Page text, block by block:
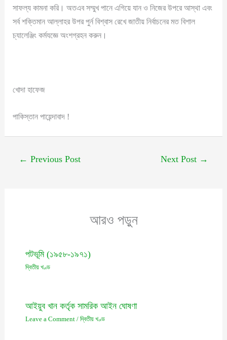
সাফল্য কামনা করি। অতএব সম্মুখ পানে এগিয়ে যান ও নিজের উপরে আস্থা এবং
সর্ব শক্তিমান আল্লাহর উপর পুর্ন বিশ্বাস রেখে জাতীয় নির্বাচনের মত বিশাল
চ্যালেঞ্জিং কর্মযজ্ঞে অংশগ্রহন করুন।
খোদা হাফেজ
পাকিস্তান পায়েন্দাবাদ !
← Previous Post Next Post →
আরও পড়ুন
পটভূমি (১৯৫৮-১৯৭১)
দ্বিতীয় খণ্ড
আইয়ুব খান কর্তৃক সামরিক আইন ঘোষণা
Leave a Comment / দ্বিতীয় খণ্ড